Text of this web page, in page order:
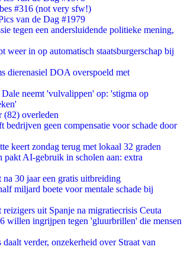
#316 (not very sfw!)
van de Dag #1979
tegen een andersluidende politieke mening,
weer in op automatisch staatsburgerschap bij
dierenasiel DOA overspoeld met
neemt 'vulvalippen' op: 'stigma op
(82) overleden
bedrijven geen compensatie voor schade door
keert zondag terug met lokaal 32 graden
pakt AI-gebruik in scholen aan: extra
30 jaar een gratis uitbreiding
miljard boete voor mentale schade bij
uit Spanje na migratiecrisis Ceuta
willen ingrijpen tegen 'gluurbrillen' die mensen
verder, onzekerheid over Straat van